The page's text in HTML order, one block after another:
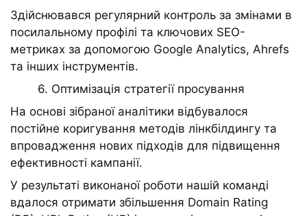
Здійснювався регулярний контроль за змінами в
посилальному профілі та ключових SEO-
метриках за допомогою Google Analytics, Ahrefs
та інших інструментів.
6. Оптимізація стратегії просування
На основі зібраної аналітики відбувалося
постійне коригування методів лінкбілдингу та
впровадження нових підходів для підвищення
ефективності кампанії.
У результаті виконаної роботи нашій команді
вдалося отримати збільшення Domain Rating